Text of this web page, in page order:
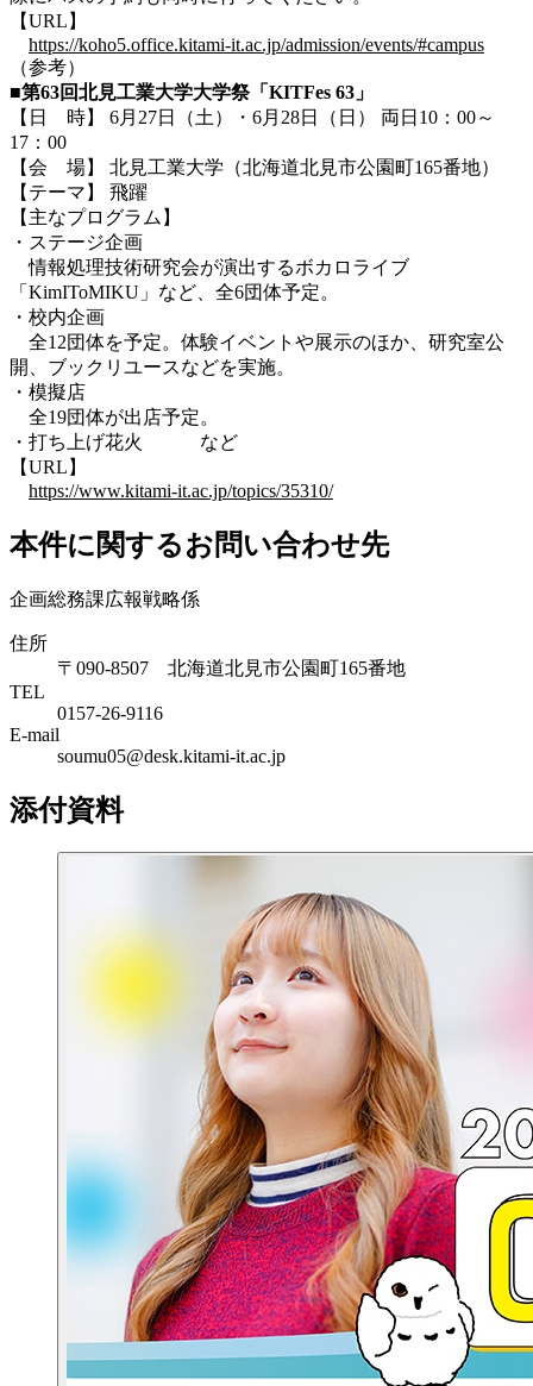
【URL】
https://koho5.office.kitami-it.ac.jp/admission/events/#campus
（参考）
■第63回北見工業大学大学祭「KITFes 63」
【日 時】 6月27日（土）・6月28日（日） 両日10：00～
17：00
【会 場】 北見工業大学（北海道北見市公園町165番地）
【テーマ】 飛躍
【主なプログラム】
・ステージ企画
情報処理技術研究会が演出するボカロライブ
「KimIToMIKU」など、全6団体予定。
・校内企画
全12団体を予定。体験イベントや展示のほか、研究室公
開、ブックリユースなどを実施。
・模擬店
全19団体が出店予定。
・打ち上げ花火 など
【URL】
https://www.kitami-it.ac.jp/topics/35310/
本件に関するお問い合わせ先
企画総務課広報戦略係
住所
〒090-8507 北海道北見市公園町165番地
TEL
0157-26-9116
E-mail
soumu05@desk.kitami-it.ac.jp
添付資料